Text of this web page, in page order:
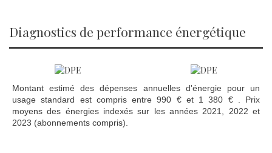
diagnostics de performance énergétique
Montant estimé des dépenses annuelles d'énergie pour un
usage standard est compris entre 990 € et 1 380 € . Prix
moyens des énergies indexés sur les années 2021, 2022 et
2023 (abonnements compris).